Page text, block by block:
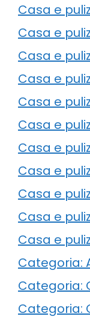
Casa e
Casa e
Casa e
Casa e
Casa e
Casa e
Casa e
Casa e
Casa e
Casa e
Casa e
Categoria:
Categoria:
Categoria: